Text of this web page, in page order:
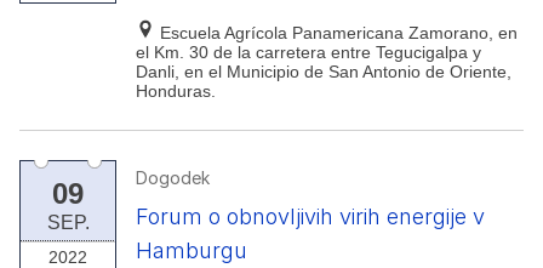
Escuela Agrícola Panamericana Zamorano, en
el Km. 30 de la carretera entre Tegucigalpa y
Danli, en el Municipio de San Antonio de Oriente,
Honduras.
09
SEP.
2022
Dogodek
Forum o obnovljivih virih energije v
Hamburgu